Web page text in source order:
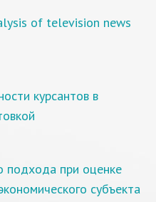
of television news
курсантов в
подхода при оценке
субъекта